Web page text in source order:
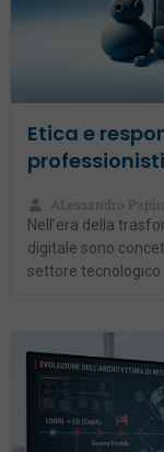
Etica e
professionisti
ALessandro
Nell’era della
digitale sono
settore